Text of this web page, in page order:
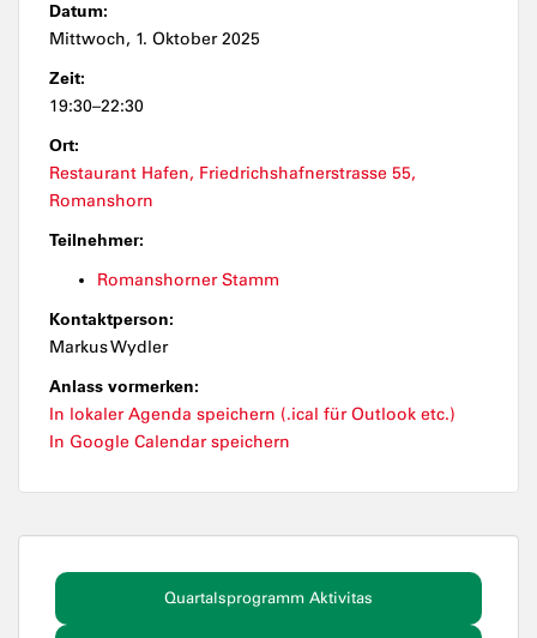
Datum:
Mittwoch, 1. Oktober 2025
Zeit:
19:30–22:30
Ort:
Restaurant Hafen, Friedrichshafnerstrasse 55,
Romanshorn
Teilnehmer:
Romanshorner Stamm
Kontaktperson:
Markus Wydler
Anlass vormerken:
In lokaler Agenda speichern (.ical für Outlook etc.)
In Google Calendar speichern
Quartalsprogramm Aktivitas